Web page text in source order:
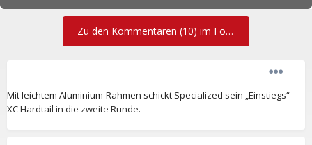
Zu den Kommentaren (10) im Forum
Mit leichtem Aluminium-Rahmen schickt Specialized sein „Einstiegs“-
XC Hardtail in die zweite Runde.